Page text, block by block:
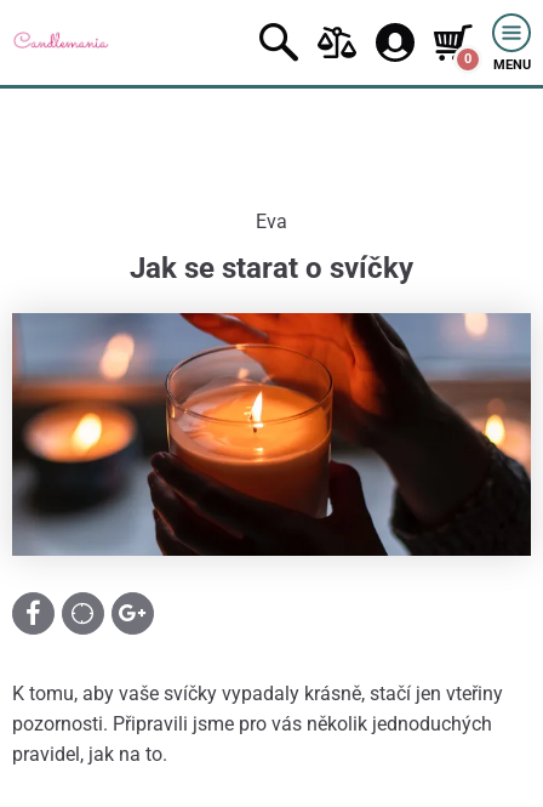
0 MENU
Eva
Jak se starat o svíčky
K tomu, aby vaše svíčky vypadaly krásně, stačí jen vteřiny
pozornosti. Připravili jsme pro vás několik jednoduchých
pravidel, jak na to.